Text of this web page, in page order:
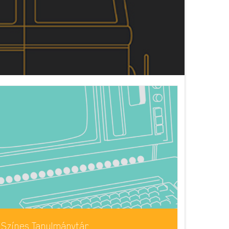
Színes Tanulmánytár